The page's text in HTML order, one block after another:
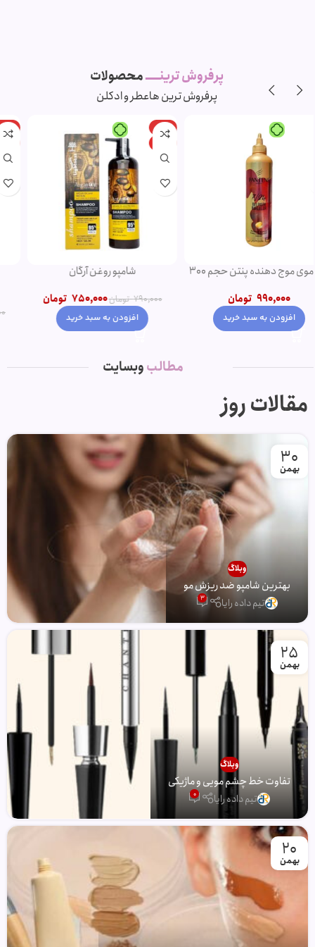
پرفروش ترینـــــمحصولات
پرفروش ترین هاعطر و ادکلن
شامپو روغن آرگان
790,000 تومان750,000
افزودن به سبد خرید
ریمل صورتی اروجینال
950,000
850,000
افزودن به سبد خرید
مطالبوبسایت
مقالات روز
30
بهمن
وبلاگ
بهترین شامپو ضد ریزش مو
تیم داده رایا 3
25
بهمن
وبلاگ
تفاوت خط چشم مویی و ماژیکی
تیم داده رایا 0
20
بهمن